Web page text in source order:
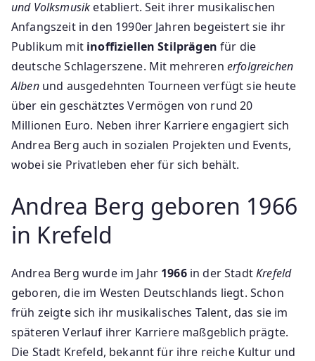
und Volksmusik etabliert. Seit ihrer musikalischen
Anfangszeit in den 1990er Jahren begeistert sie ihr
Publikum mit inoffiziellen Stilprägen für die
deutsche Schlagerszene. Mit mehreren erfolgreichen
Albenund ausgedehnten Tourneen verfügt sie heute
über ein geschätztes Vermögen von rund 20
Millionen Euro. Neben ihrer Karriere engagiert sich
Andrea Berg auch in sozialen Projekten und Events,
wobei sie Privatleben eher für sich behält.
Andrea Berg geboren 1966
in Krefeld
Andrea Berg wurde im Jahr 1966in der StadtKrefeld
geboren, die im Westen Deutschlands liegt. Schon
früh zeigte sich ihr musikalisches Talent, das sie im
späteren Verlauf ihrer Karriere maßgeblich prägte.
Die Stadt Krefeld, bekannt für ihre reiche Kultur und